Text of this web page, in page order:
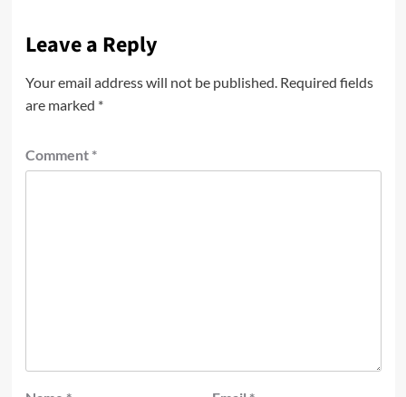
Leave a Reply
Your email address will not be published. Required fields
are marked *
Comment *